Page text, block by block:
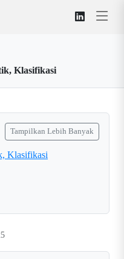
Klasifikasi
Tampilkan Lebih Banyak
Klasifikasi